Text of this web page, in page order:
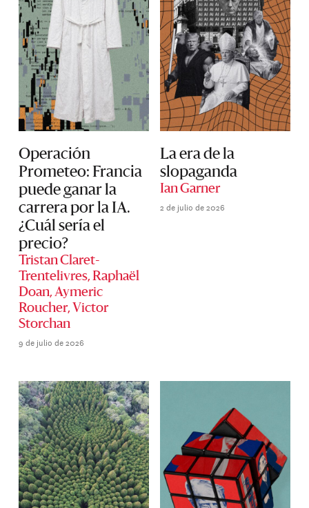
Operación
Prometeo: Francia
puede ganar la
carrera por la IA.
¿Cuál sería el
precio?
Tristan Claret-
Trentelivres,Raphaël
Doan,Aymeric
Roucher, Victor
Storchan
9 de julio de 2026
La era de la
slopaganda
Ian Garner
2 de julio de 2026